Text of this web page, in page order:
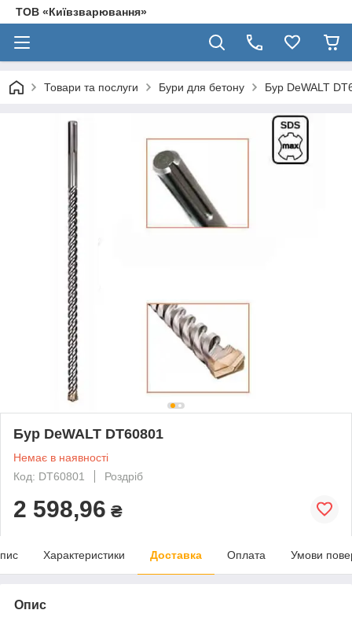
ТОВ «Київзварювання»
Товари та послуги Бури для бетону Бур DeWALT
Бур DeWALT DT60801
Немає в наявності
Код: DT60801
Роздріб
2 598,96 ₴
Характеристики Доставка Оплата Умови
Опис